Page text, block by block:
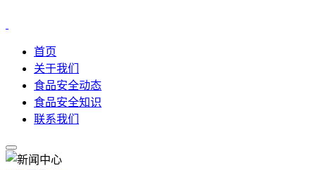
首页
关于我们
食品安全动态
食品安全知识
联系我们